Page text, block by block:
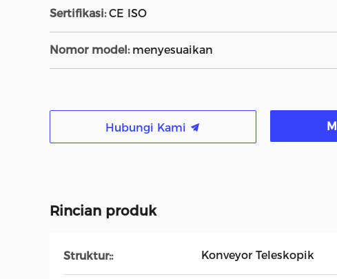
Sertifikasi: CE ISO
Nomor model: menyesuaikan
Hubungi Kami
Rincian produk
Struktur:: Konveyor Teleskopik